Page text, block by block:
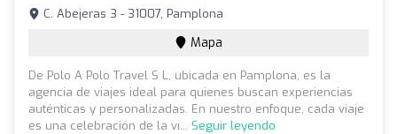
C. Abejeras 3 - 31007, Pamplona
Mapa
De Polo A Polo Travel S L, ubicada en Pamplona, es la
agencia de viajes ideal para quienes buscan experiencias
auténticas y personalizadas. En nuestro enfoque, cada viaje
es una celebración de la vi... Seguir leyendo